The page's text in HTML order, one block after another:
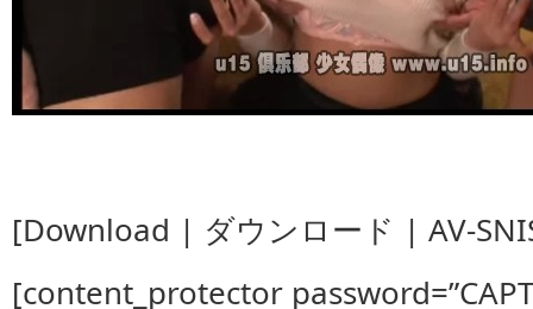
[Download | ダウンロード | AV-
[content_protector